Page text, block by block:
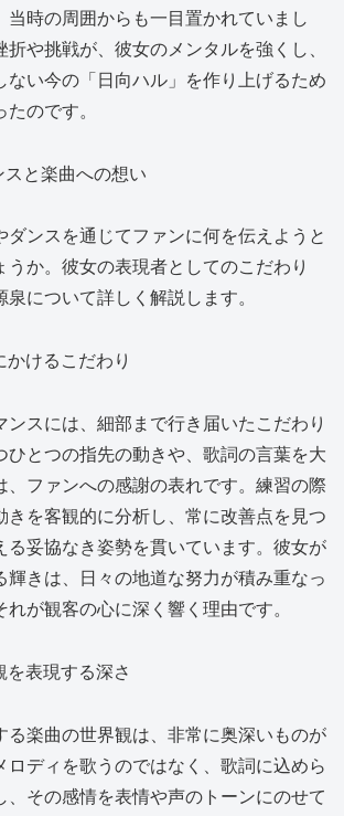
当時の周囲からも一目置かれていまし
折や挑戦が、彼女のメンタルを強くし、
ない今の「日向ハル」を作り上げるため
のです。
と楽曲への想い
ダンスを通じてファンに何を伝えようと
うか。彼女の表現者としてのこだわり
泉について詳しく解説します。
かけるこだわり
ンスには、細部まで行き届いたこだわり
ひとつの指先の動きや、歌詞の言葉を大
、ファンへの感謝の表れです。練習の際
きを客観的に分析し、常に改善点を見つ
る妥協なき姿勢を貫いています。彼女が
輝きは、日々の地道な努力が積み重なっ
れが観客の心に深く響く理由です。
を表現する深さ
る楽曲の世界観は、非常に奥深いものが
ロディを歌うのではなく、歌詞に込めら
、その感情を表情や声のトーンにのせて